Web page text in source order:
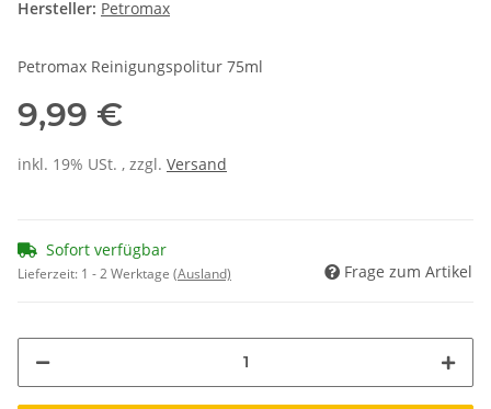
Hersteller: Petromax
Petromax Reinigungspolitur 75ml
9,99 €
inkl. 19% USt. , zzgl. Versand
Sofort verfügbar
Lieferzeit: 1 - 2 Werktage (Ausland) Frage zum Artikel